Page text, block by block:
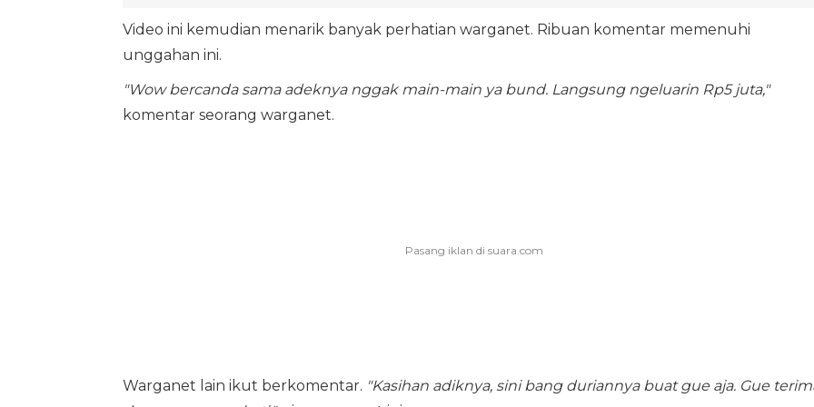
Video ini kemudian menarik banyak perhatian warganet. Ribuan komentar memenuhi
unggahan ini.
"Wow bercanda sama adeknya nggak main-main ya bund. Langsung ngeluarin Rp5 juta,"
komentar seorang warganet.
Warganet lain ikut berkomentar. "Kasihan adiknya, sini bang duriannya buat gue aja. Gue